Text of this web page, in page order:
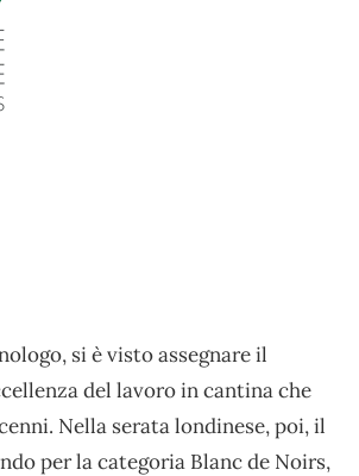
si è visto assegnare il
del lavoro in cantina che
Nella serata londinese, poi, il
per la categoria Blanc de Noirs,